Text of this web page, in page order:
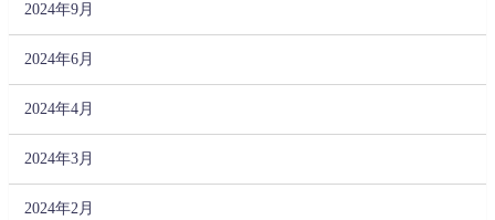
2024年9月
2024年6月
2024年4月
2024年3月
2024年2月